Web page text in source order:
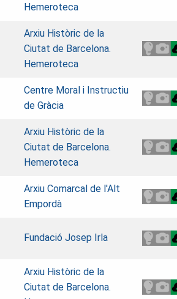
Hemeroteca
Arxiu Històric de la
Ciutat de Barcelona.
Hemeroteca
Centre Moral i Instructiu
de Gràcia
Arxiu Històric de la
Ciutat de Barcelona.
Hemeroteca
Arxiu Comarcal de l'Alt
Empordà
Fundació Josep Irla
Arxiu Històric de la
Ciutat de Barcelona.